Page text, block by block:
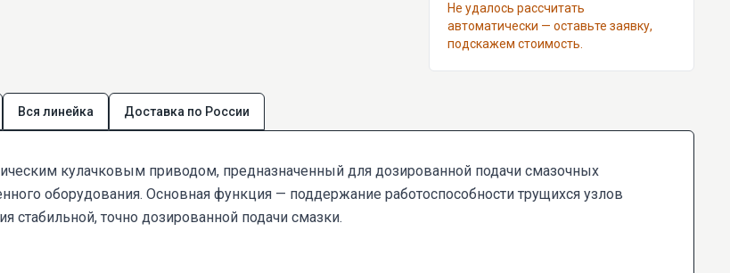
Не удалось рассчитать
автоматически — оставьте заявку,
подскажем стоимость.
Вся линейка Доставка по России
кулачковым приводом, предназначенный для дозированной подачи смазочных
оборудования. Основная функция — поддержание работоспособности трущихся узлов
стабильной, точно дозированной подачи смазки.